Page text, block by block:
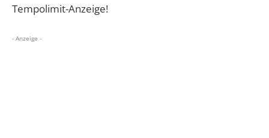
Tempolimit-Anzeige!
- Anzeige -